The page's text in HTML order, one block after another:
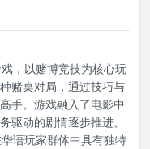
，以赌博竞技为核心玩
赌桌对局，通过技巧与
手。游戏融入了电影中
驱动的剧情逐步推进。
语玩家群体中具有独特